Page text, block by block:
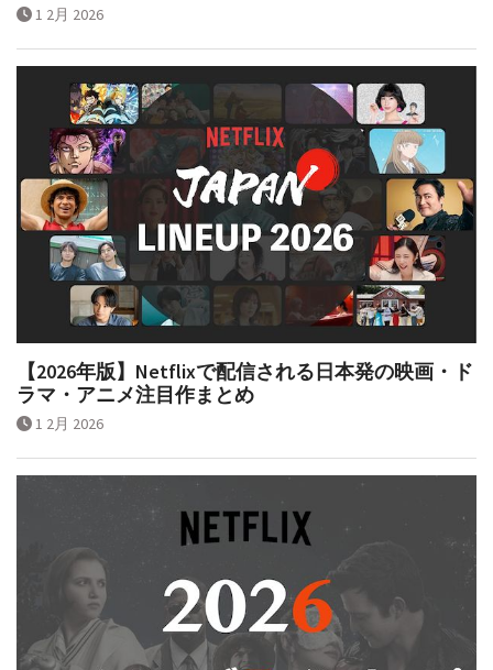
1 2月 2026
【2026年版】Netflixで配信される日本発の映画・ド
ラマ・アニメ注目作まとめ
1 2月 2026